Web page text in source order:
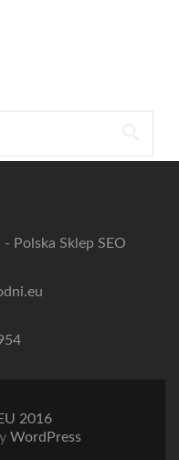
Polska Sklep SEO
2016
WordPress